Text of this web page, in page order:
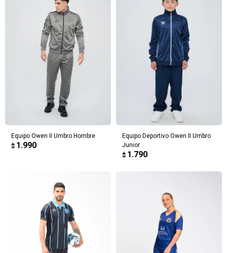
Equipo Owen II Umbro Hombre
$ 1.990
Equipo Deportivo Owen II Umbro
Junior
$ 1.790